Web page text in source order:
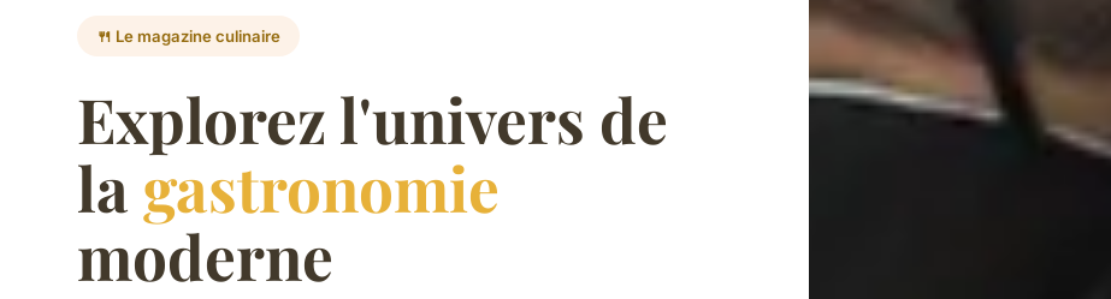
🍴 Le magazine culinaire
Explorez l'univers de
la gastronomie
moderne